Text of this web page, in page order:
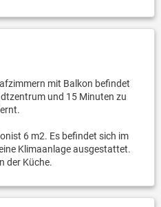
mit Balkon befindet
und 15 Minuten zu
6 m2. Es befindet sich im
Klimaanlage ausgestattet.
der Küche.